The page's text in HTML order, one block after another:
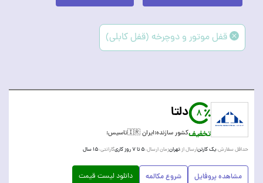
قفل موتور و دوچرخه (قفل کابلی)
8
تخفیف
دلتا
کشور سازنده:ایران 🇮🇷 تاسیس:
حداقل سفارش:یک کارتنارسال از:تهرانزمان ارسال:۵ تا ۷ روز کاری گارانتی:۱۵ سال
مشاهده پروفایل شروع مکالمه دانلود لیست قیمت